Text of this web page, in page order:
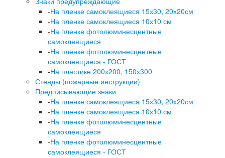
-На пленке самоклеящиеся 15х30, 20х20см
-На пленке самоклеящиеся 10х10 см
-На пленке фотолюминесцентные
самоклеящиеся
-На пленке фотолюминесцентные
самоклеящиеся - ГОСТ
-На пластике 200х200, 150х300
Стенды (пожарные инструкции)
Предписывающие знаки
-На пленке самоклеящиеся 15х30, 20х20см
-На пленке самоклеящиеся 10х10 см
-На пленке фотолюминесцентные
самоклеящиеся
-На пленке фотолюминесцентные
самоклеящиеся - ГОСТ